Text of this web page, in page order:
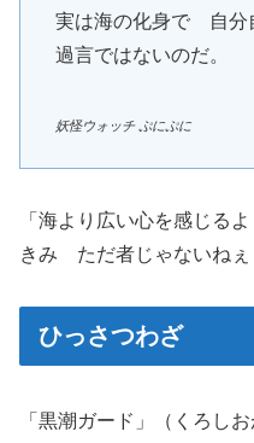
実は海の化身で 自分
過言ではないのだ。
妖怪ウォッチ ぷにぷに
「海より広い心を感じる
きみ ただ者じゃないねぇ
ひっさつわざ
「黒潮ガード」（くろしお